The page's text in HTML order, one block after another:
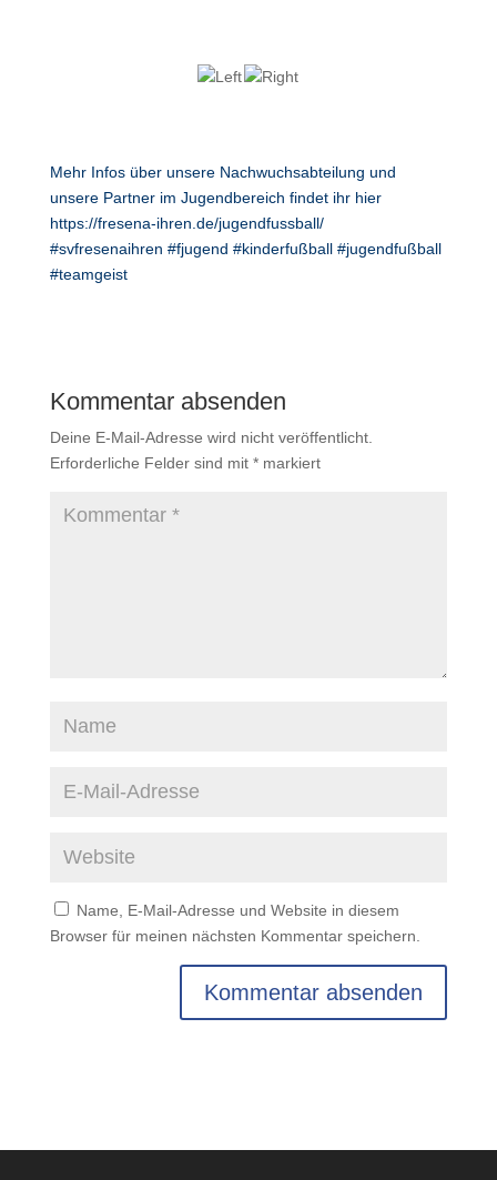
Mehr Infos über unsere Nachwuchsabteilung und
unsere Partner im Jugendbereich findet ihr hier
https://fresena-ihren.de/jugendfussball/
#svfresenaihren #fjugend #kinderfußball #jugendfußball
#teamgeist
Kommentar absenden
Deine E-Mail-Adresse wird nicht veröffentlicht.
Erforderliche Felder sind mit *markiert
Name, E-Mail-Adresse und Website in diesem
Browser für meinen nächsten Kommentar speichern.